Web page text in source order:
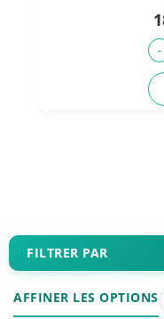
FILTRER PAR
AFFINER LES OPTIONS